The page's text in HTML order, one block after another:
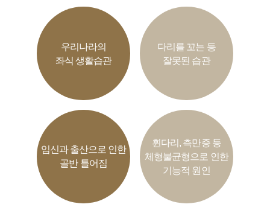
우리나라의
좌식 생활습관
다리를 꼬는 등
잘못된 습관
임신과 출산으로 인한
골반 틀어짐
휜다리, 측만증 등
체형불균형으로 인한
기능적 원인